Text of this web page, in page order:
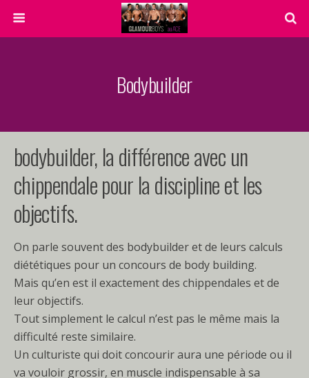
Bodybuilder
bodybuilder, la différence avec un
chippendale pour la discipline et les
objectifs.
On parle souvent des bodybuilder et de leurs calculs
diététiques pour un concours de body building.
Mais qu’en est il exactement des chippendales et de
leur objectifs.
Tout simplement le calcul n’est pas le même mais la
difficulté reste similaire.
Un culturiste qui doit concourir aura une période ou il
va vouloir grossir, en muscle indispensable à sa